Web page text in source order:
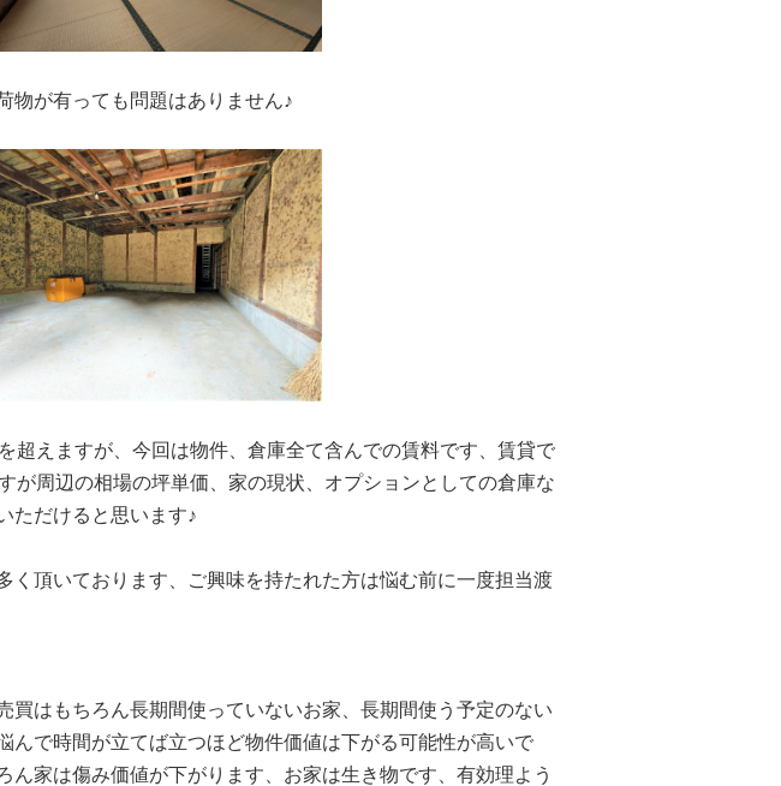
物が有っても問題はありません♪
超えますが、今回は物件、倉庫全て含んでの賃料です、賃貸で
が周辺の相場の坪単価、家の現状、オプションとしての倉庫な
ただけると思います♪
く頂いております、ご興味を持たれた方は悩む前に一度担当渡
買はもちろん長期間使っていないお家、長期間使う予定のない
んで時間が立てば立つほど物件価値は下がる可能性が高いで
ん家は傷み価値が下がります、お家は生き物です、有効理よう